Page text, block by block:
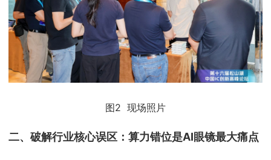
图2 现场照片
二、破解行业核心误区：算力错位是AI眼镜最大痛点